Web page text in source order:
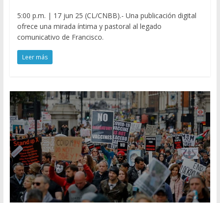
5:00 p.m. | 17 jun 25 (CL/CNBB).- Una publicación digital
ofrece una mirada íntima y pastoral al legado
comunicativo de Francisco.
Leer más